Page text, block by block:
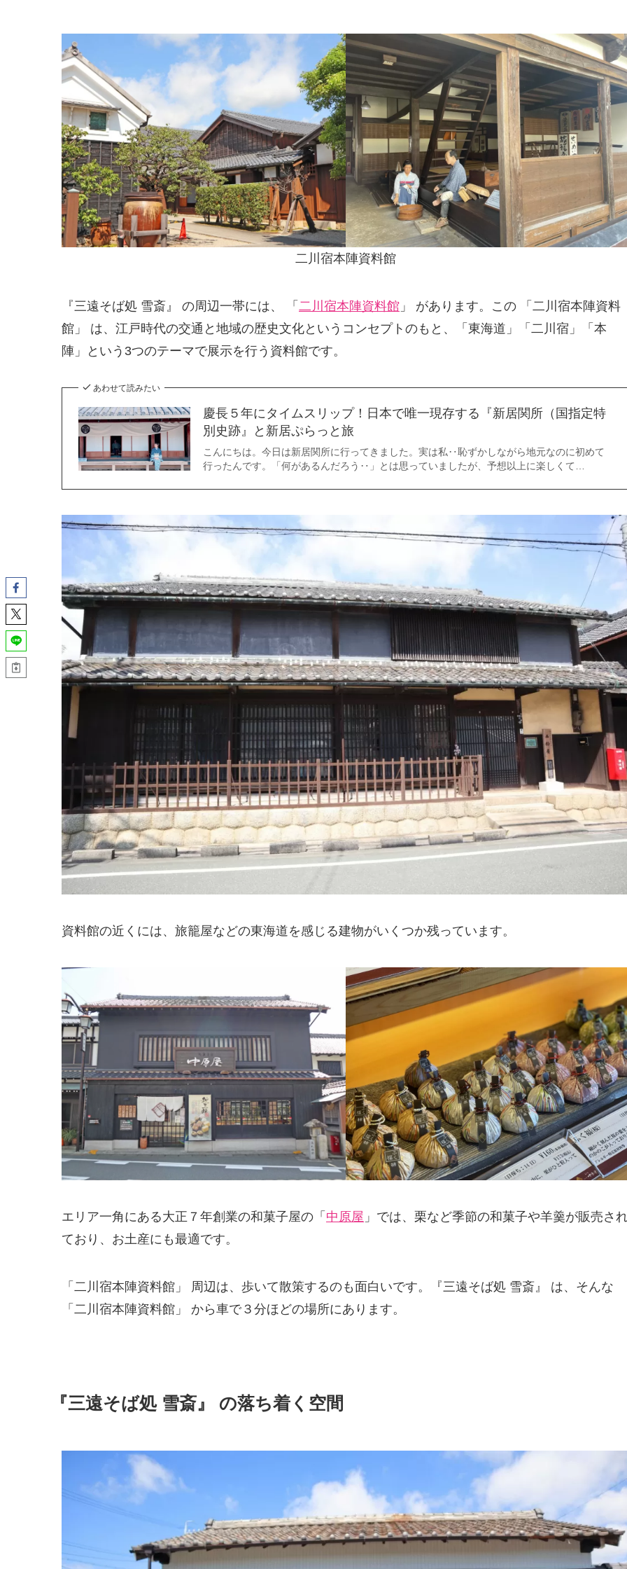
二川宿本陣資料館
『三遠そば処 雪斎』 の周辺一帯には、 「 二川宿本陣資料館 」 があります。この 「二川宿本陣資料
館」 は、江戸時代の交通と地域の歴史文化というコンセプトのもと、「東海道」「二川宿」「本
陣」という3つのテーマで展示を行う資料館です。
あわせて読みたい
慶長５年にタイムスリップ！日本で唯一現存する『新居関所（国指定特
別史跡』と新居ぷらっと旅
こんにちは。今日は新居関所に行ってきました。実は私‥恥ずかしながら地元なのに初めて
行ったんです。「何があるんだろう‥」とは思っていましたが、予想以上に楽しくて…
資料館の近くには、旅籠屋などの東海道を感じる建物がいくつか残っています。
エリア一角にある大正７年創業の和菓子屋の「 中原屋 」では、栗など季節の和菓子や羊羹が販売さ
ており、お土産にも最適です。
「二川宿本陣資料館」 周辺は、歩いて散策するのも面白いです。『三遠そば処 雪斎』 は、そんな
「二川宿本陣資料館」 から車で３分ほどの場所にあります。
『三遠そば処 雪斎』 の落ち着く空間